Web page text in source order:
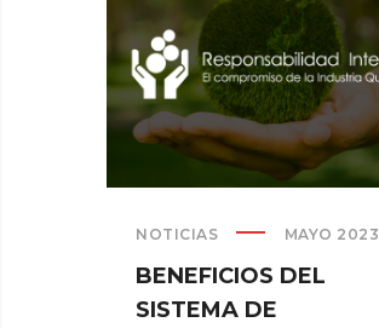
NOTICIAS MAYO 2023
BENEFICIOS DEL
SISTEMA DE